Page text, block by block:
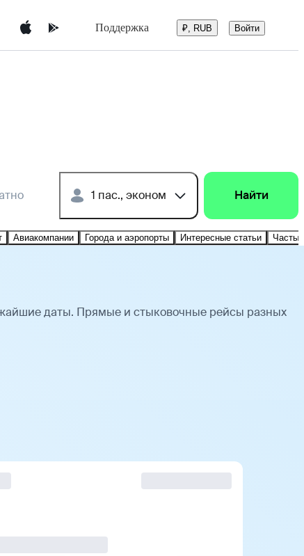
Поддержка ₽, RUB Войти
1 пас., эконом Найти
Авиакомпании Города и аэропорты Интересные статьи
даты. Прямые и стыковочные рейсы разных